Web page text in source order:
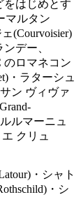
はじめとす
マルタン
(Courvoisier)
デー、
のロマネコン
・ラターシュ
ン ヴィヴァ
ルマーニュ
クリュ
・シャト
・シ